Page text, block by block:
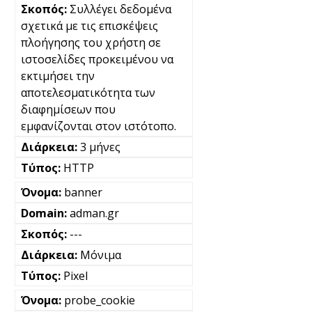
Συλλέγει δεδομένα
σχετικά με τις επισκέψεις
πλοήγησης του χρήστη σε
ιστοσελίδες προκειμένου να
εκτιμήσει την
αποτελεσματικότητα των
διαφημίσεων που
εμφανίζονται στον ιστότοπο.
3 μήνες
HTTP
banner
adman.gr
---
Μόνιμα
Pixel
probe_cookie